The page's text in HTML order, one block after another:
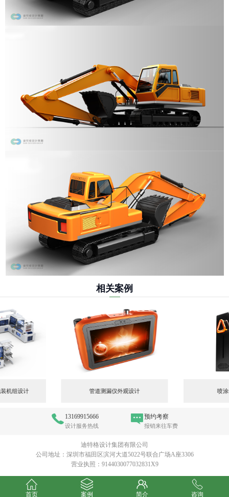
相关案例
机组设计 管道测漏仪外观设计 喷
13169915666
设计服务热线
预约考察
报销来往车费
迪特格设计集团有限公司
公司地址：深圳市福田区滨河大道5022号联合广场A座3306
营业执照：9144030077032831X9
首页 案例 简介 咨询